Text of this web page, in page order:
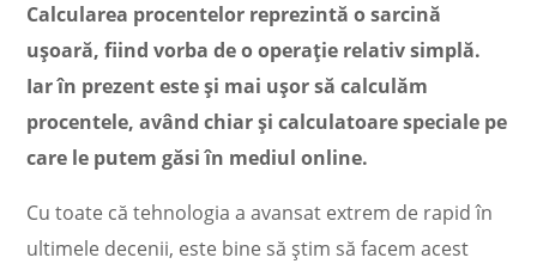
Calcularea procentelor reprezintă o sarcină
ușoară, fiind vorba de o operație relativ simplă.
Iar în prezent este și mai ușor să calculăm
procentele, având chiar și calculatoare speciale pe
care le putem găsi în mediul online.
Cu toate că tehnologia a avansat extrem de rapid în
ultimele decenii, este bine să știm să facem acest